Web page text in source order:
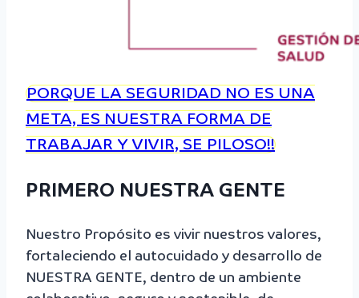
PORQUE LA SEGURIDAD NO ES UNA
META, ES NUESTRA FORMA DE
TRABAJAR Y VIVIR, SE PILOSO!!
PRIMERO NUESTRA GENTE
Nuestro Propósito es vivir nuestros valores,
fortaleciendo el autocuidado y desarrollo de
NUESTRA GENTE, dentro de un ambiente